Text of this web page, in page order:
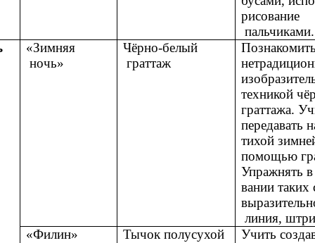
рисование
пальчиками.
«Зимняя
ночь»
Чёрно-белый
граттаж
техникой
граттажа.
передавать
тихой
помощью
Упражнять
вании таких
линия,
«Филин»
Тычок полусухой
Учить